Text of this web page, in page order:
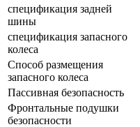
спецификация задней
шины
спецификация запасного
колеса
Способ размещения
запасного колеса
Пассивная безопасность
Фронтальные подушки
безопасности